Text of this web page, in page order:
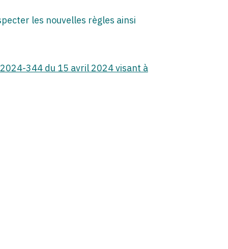
les nouvelles règles ainsi
344 du 15 avril 2024 visant à